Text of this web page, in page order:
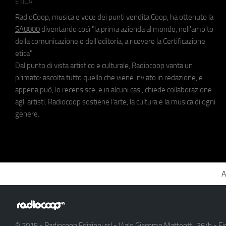
ETICA
RadioCoop, musica e voce dei punti vendita Coop, ha ottenuto la
SA8000 diventando così "la prima azienda al mondo, nell'ambito
della comunicazione e dell'editoria, a ricevere la Certificazione
etica".
Dal punto di vista artistico e culturale, Radiocoop vanta un
primato: ascolta tutto quello che viene inviato in redazione, e
appena può, lo recensisce, e in alcuni casi, chiede collaborazione
agli artisti. Radiocoop sostiene l'arte, la cultura e la musica di ogni
genere.